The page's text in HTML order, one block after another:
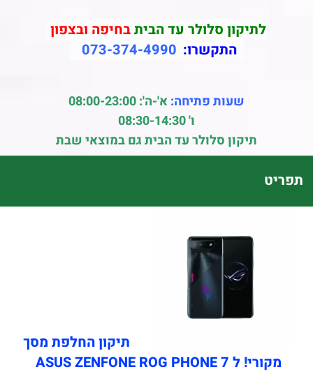
לתיקון סלולר עד הביתבחיפה ובצפון
התקשרו: 073-374-4990
שעות פתיחה:א'-ה': 08:00-23:00
ו' 08:30-14:30
תיקון סלולר עד הבית גם במוצאי שבת
תפריט
תיקון החלפת מסך
מקורי! ל ASUS ZENFONE ROG PHONE 7